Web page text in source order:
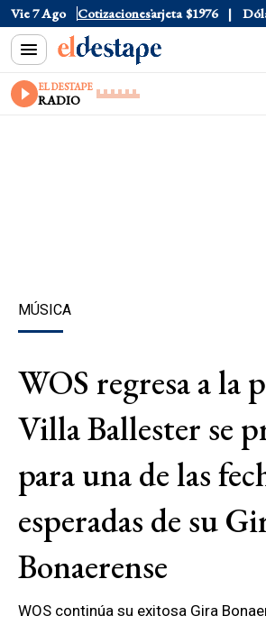
Vie 7 Ago Cotizaciones
$1520 Dólar Tarjeta $1976 Dólar
EL DESTAPE
RADIO
MÚSICA
WOS regresa a la
Villa Ballester se
para una de las
esperadas de su
Bonaerense
WOS continúa su exitosa Gira